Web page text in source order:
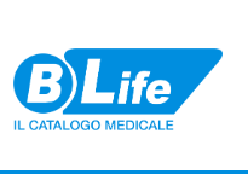
Vai al contenuto principale